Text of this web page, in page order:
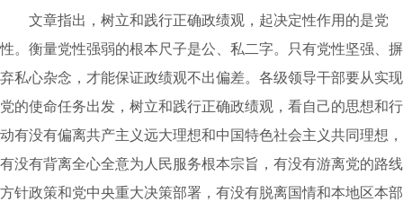
文章指出，树立和践行正确政绩观，起决定性作用的是党
性。衡量党性强弱的根本尺子是公、私二字。只有党性坚强、摒
弃私心杂念，才能保证政绩观不出偏差。各级领导干部要从实现
党的使命任务出发，树立和践行正确政绩观，看自己的思想和行
动有没有偏离共产主义远大理想和中国特色社会主义共同理想，
有没有背离全心全意为人民服务根本宗旨，有没有游离党的路线
方针政策和党中央重大决策部署，有没有脱离国情和本地区本部